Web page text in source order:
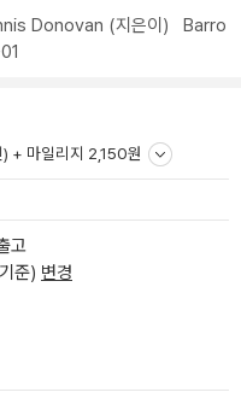
Donovan (지은이) Barro
+ 마일리지 2,150원
고
준) 변경